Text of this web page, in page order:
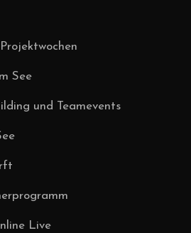
See
und Teamevents
Live